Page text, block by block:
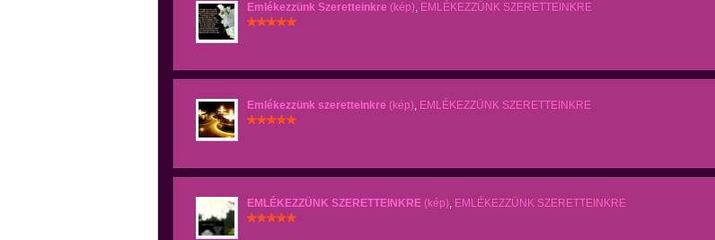
Emlékezzünk Szeretteinkre (kép), EMLÉKEZZÜNK SZERETTEINKRE
Emlékezzünk szeretteinkre (kép), EMLÉKEZZÜNK SZERETTEINKRE
EMLÉKEZZÜNK SZERETTEINKRE (kép), EMLÉKEZZÜNK SZERETTEINKRE